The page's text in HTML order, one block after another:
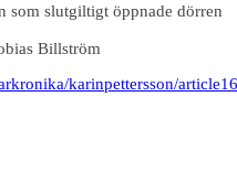
som slutgiltigt öppnade dörren
Billström
karinpettersson/